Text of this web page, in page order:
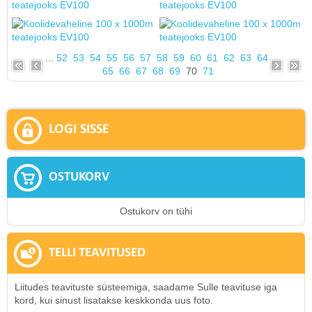
52 53 54 55 56 57 58 59 60 61 62 63 64
65 66 67 68 69 70 71
LOGI SISSE
OSTUKORV
Ostukorv on tühi
TELLI TEAVITUSED
Liitudes teavituste süsteemiga, saadame Sulle teavituse iga
kord, kui sinust lisatakse keskkonda uus foto.